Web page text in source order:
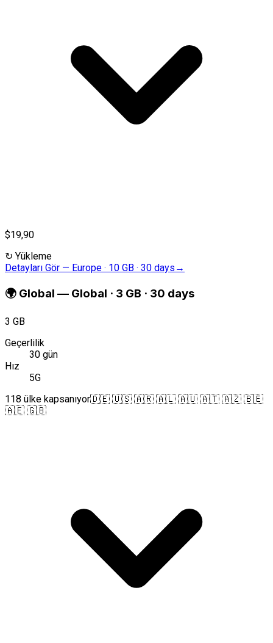
$19,90
↻ Yükleme
Detayları Gör — Europe · 10 GB · 30 days →
🌍 Global — Global · 3 GB · 30 days
3 GB
Geçerlilik
30 gün
Hız
5G
118 ülke kapsanıyor🇩🇪 🇺🇸 🇦🇷 🇦🇱 🇦🇺 🇦🇹 🇦🇿 🇧🇪
🇦🇪 🇬🇧